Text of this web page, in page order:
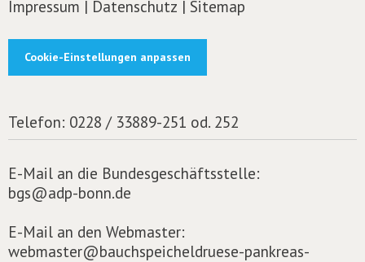
Impressum | Datenschutz | Sitemap
Cookie-Einstellungen anpassen
Telefon: 0228 / 33889-251 od. 252
E-Mail an die Bundesgeschäftsstelle:
bgs@adp-bonn.de
E-Mail an den Webmaster:
webmaster@bauchspeicheldruese-pankreas-